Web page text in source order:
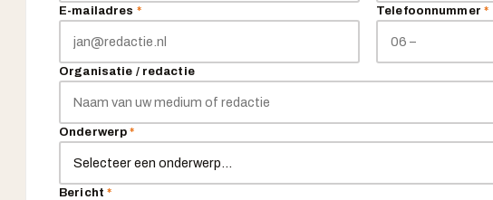
E-mailadres * Telefoonnummer *
Organisatie / redactie
Onderwerp*
Bericht*